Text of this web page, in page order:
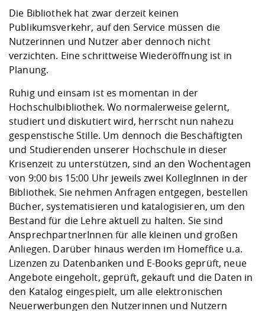
Vorbereitung
Checkliste zum
Studien- und
und Physik
Digitales Lernen
Fremdsprachen
Jobs, Praktika,
Studieren in
Lebenslagen
Studentenwerk
Angebote der
Arbeit
Career Service
Lehren,
Weiterbilden im
Formulare und
Internationale
Formulare und
FIS -
Prototyping und
Gründung und
Kooperationen
Kontakt &
Klimaschutz &
Förderverein
Gremien und
Landbau/
Maschinenbau
Angebote für
Kontakt und Anfahrt
Die Bibliothek hat zwar derzeit keinen
Publikumsverkehr, auf den Service müssen die
Nutzerinnen und Nutzer aber dennoch nicht
verzichten. Eine schrittweise Wiederöffnung ist in
Planung.
Ruhig und einsam ist es momentan in der
Hochschulbibliothek. Wo normalerweise gelernt,
studiert und diskutiert wird, herrscht nun nahezu
gespenstische Stille. Um dennoch die Beschäftigten
und Studierenden unserer Hochschule in dieser
Krisenzeit zu unterstützen, sind an den Wochentagen
von 9:00 bis 15:00 Uhr jeweils zwei KollegInnen in der
Bibliothek. Sie nehmen Anfragen entgegen, bestellen
Bücher, systematisieren und katalogisieren, um den
Bestand für die Lehre aktuell zu halten. Sie sind
AnsprechpartnerInnen für alle kleinen und großen
Anliegen. Darüber hinaus werden im Homeffice u.a.
Lizenzen zu Datenbanken und E-Books geprüft, neue
Angebote eingeholt, geprüft, gekauft und die Daten in
den Katalog eingespielt, um alle elektronischen
Neuerwerbungen den Nutzerinnen und Nutzern